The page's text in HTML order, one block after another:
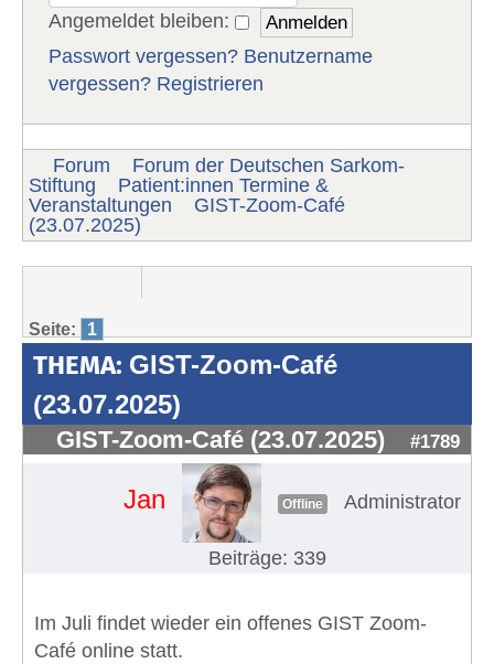
Angemeldet bleiben:
Passwort vergessen? Benutzername
vergessen? Registrieren
Forum
Forum der Deutschen Sarkom-
Stiftung
Patient:innen Termine &
Veranstaltungen
GIST-Zoom-Café
(23.07.2025)
Seite: 1
THEMA: GIST-Zoom-Café
(23.07.2025)
GIST-Zoom-Café (23.07.2025) #1789
Jan Offline Administrator
Beiträge: 339
Im Juli findet wieder ein offenes GIST Zoom-
Café online statt.